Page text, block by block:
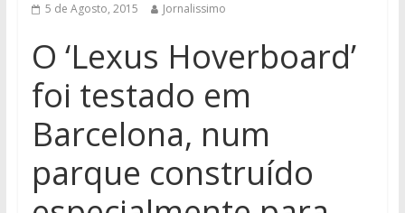
5 de Agosto, 2015 Jornalissimo
O ‘Lexus Hoverboard’
foi testado em
Barcelona, num
parque construído